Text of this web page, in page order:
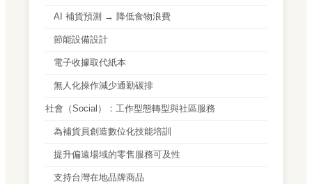
AI 補貨預測 → 降低食物浪費
節能設備設計
電子收據取代紙本
無人化操作減少通勤碳排
社會（Social）：工作型態轉型與社區服務
為補貨員創造數位化技能培訓
提升偏遠場域的零售服務可及性
支持台灣在地品牌商品